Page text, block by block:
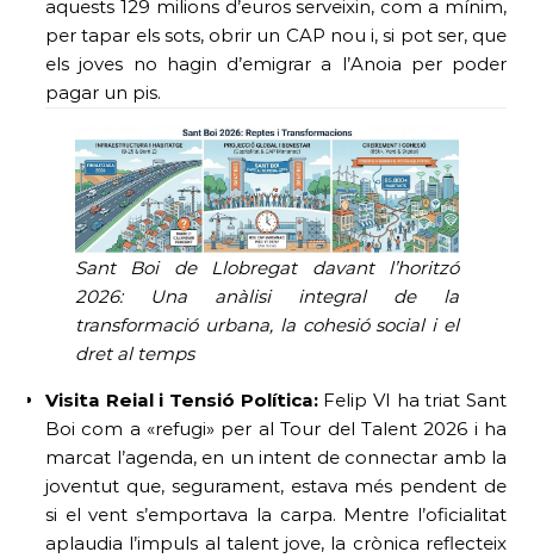
aquests 129 milions d’euros serveixin, com a mínim,
per tapar els sots, obrir un CAP nou i, si pot ser, que
els joves no hagin d’emigrar a l’Anoia per poder
pagar un pis.
Sant Boi de Llobregat davant l’horitzó
2026: Una anàlisi integral de la
transformació urbana, la cohesió social i el
dret al temps
Visita Reial i Tensió Política:Felip VI ha triat Sant
Boi com a «refugi» per al Tour del Talent 2026 i ha
marcat l’agenda, en un intent de connectar amb la
joventut que, segurament, estava més pendent de
si el vent s’emportava la carpa. Mentre l’oficialitat
aplaudia l’impuls al talent jove, la crònica reflecteix